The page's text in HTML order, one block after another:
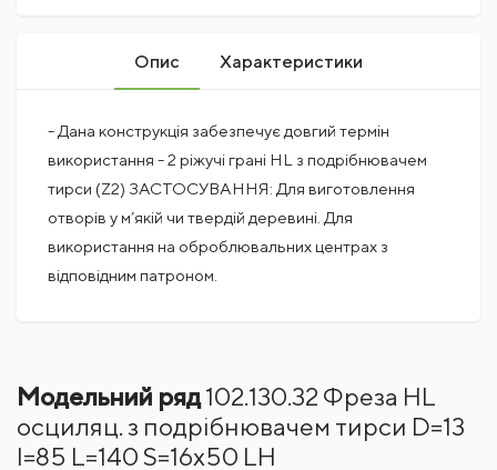
Опис Характеристики
- Дана конструкція забезпечує довгий термін
використання - 2 ріжучі грані HL з подрібнювачем
тирси (Z2) ЗАСТОСУВАННЯ: Для виготовлення
отворів у м’якій чи твердій деревині. Для
використання на оброблювальних центрах з
відповідним патроном.
ДОВЖИНА РОБОЧА
ТИП
Написати відгук
Модельний ряд102.130.32 Фреза HL
осциляц. з подрібнювачем тирси D=13
I=85 L=140 S=16x50 LH